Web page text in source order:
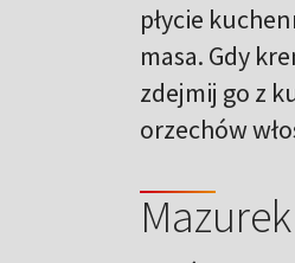
płycie
masa. Gdy
zdejmij go z
orzechów